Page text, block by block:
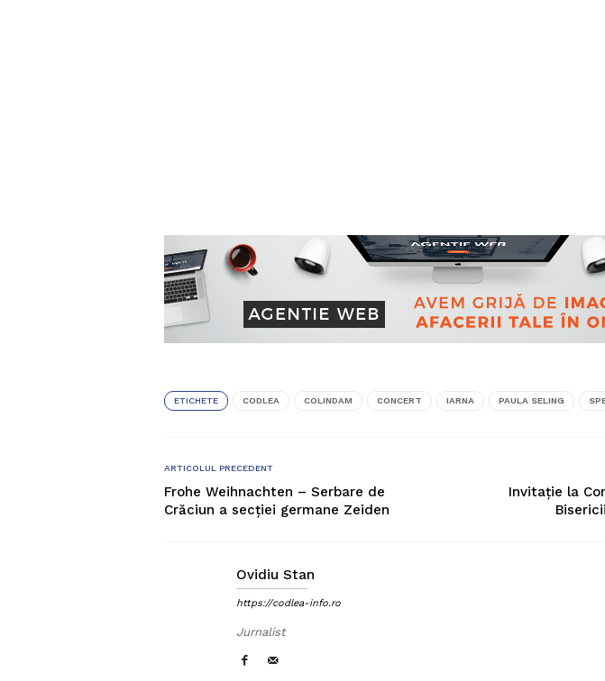
ETICHETE CODLEA COLINDAM CONCERT IARNA PAULA SELING
ARTICOLUL PRECEDENT
Frohe Weihnachten – Serbare de
Crăciun a secției germane Zeiden
Invitație la
Ovidiu Stan
https://codlea-info.ro
Jurnalist